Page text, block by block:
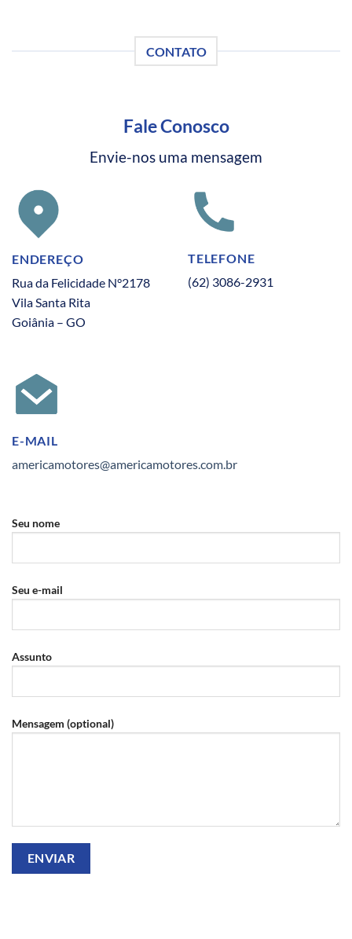
CONTATO
Fale Conosco
Envie-nos uma mensagem
ENDEREÇO
Rua da Felicidade N°2178
Vila Santa Rita
Goiânia – GO
TELEFONE
(62) 3086-2931
E-MAIL
americamotores@americamotores.com.br
Seu nome
Seu e-mail
Assunto
Mensagem (optional)